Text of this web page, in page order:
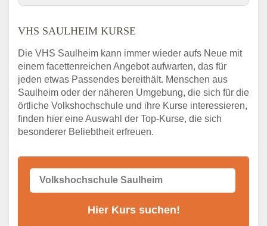
Umgebung
Abendschule Saulheim Kurssuche
VHS Saulheim Kurse
VHS Saulheim – Öffnungszeiten und
Telefonnummer
Stellenangebote der Volkshochschule
Saulheim
Alternativen zum VHS Programm 2026 in
VHS SAULHEIM KURSE
Die VHS Saulheim kann immer wieder aufs Neue mit
einem facettenreichen Angebot aufwarten, das für
jeden etwas Passendes bereithält. Menschen aus
Saulheim oder der näheren Umgebung, die sich für die
örtliche Volkshochschule und ihre Kurse interessieren,
finden hier eine Auswahl der Top-Kurse, die sich
besonderer Beliebtheit erfreuen.